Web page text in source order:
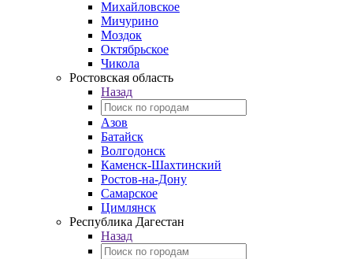
Михайловское
Мичурино
Моздок
Октябрьское
Чикола
Ростовская область
Назад
Азов
Батайск
Волгодонск
Каменск-Шахтинский
Ростов-на-Дону
Самарское
Цимлянск
Республика Дагестан
Назад